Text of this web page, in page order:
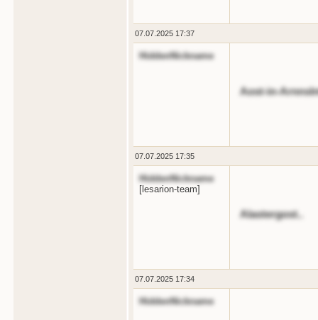
07.07.2025 17:37
HiddenNickname
Aost-in-
07.07.2025 17:35
HiddenNickname
[lesarion-team]
Alastergost..
07.07.2025 17:34
HiddenNickname